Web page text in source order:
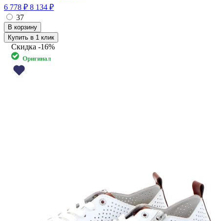
6 778 ₽ 8 134 ₽
37
Купить в 1 клик
Скидка -16%
Оригинал